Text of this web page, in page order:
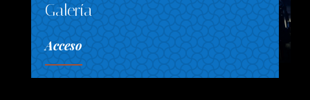
Galería
Acceso